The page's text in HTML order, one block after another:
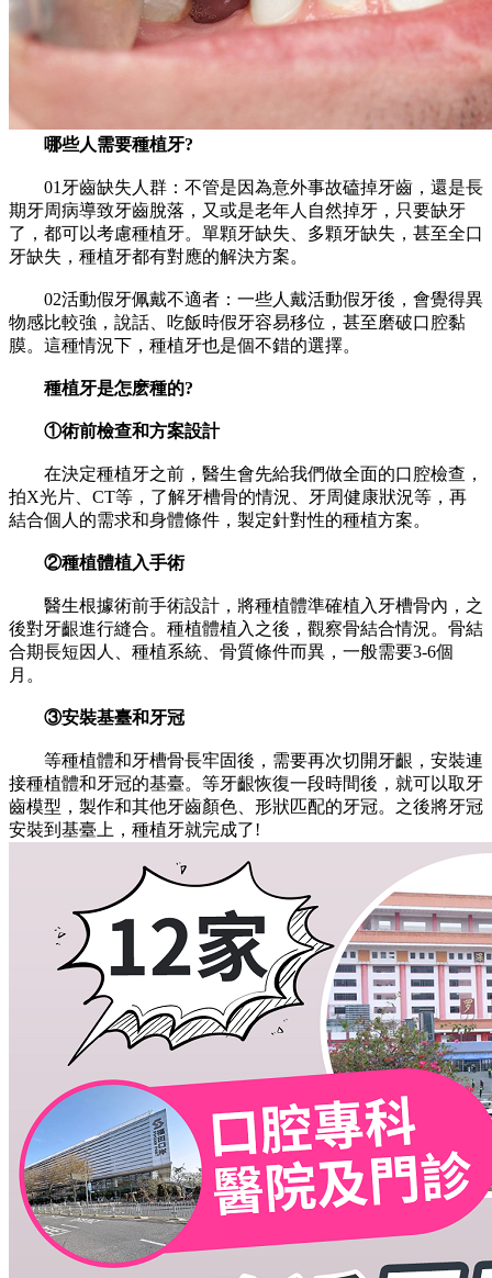
哪些人需要種植牙?
01牙齒缺失人群：不管是因為意外事故磕掉牙齒，還是長
期牙周病導致牙齒脫落，又或是老年人自然掉牙，只要缺牙
了，都可以考慮種植牙。單顆牙缺失、多顆牙缺失，甚至全口
牙缺失，種植牙都有對應的解決方案。
02活動假牙佩戴不適者：一些人戴活動假牙後，會覺得異
物感比較強，說話、吃飯時假牙容易移位，甚至磨破口腔黏
膜。這種情況下，種植牙也是個不錯的選擇。
種植牙是怎麽種的?
①術前檢查和方案設計
在決定種植牙之前，醫生會先給我們做全面的口腔檢查，
拍X光片、CT等，了解牙槽骨的情況、牙周健康狀況等，再
結合個人的需求和身體條件，製定針對性的種植方案。
②種植體植入手術
醫生根據術前手術設計，將種植體準確植入牙槽骨內，之
後對牙齦進行縫合。種植體植入之後，觀察骨結合情況。骨結
合期長短因人、種植系統、骨質條件而異，一般需要3-6個
月。
③安裝基臺和牙冠
等種植體和牙槽骨長牢固後，需要再次切開牙齦，安裝連
接種植體和牙冠的基臺。等牙齦恢復一段時間後，就可以取牙
齒模型，製作和其他牙齒顏色、形狀匹配的牙冠。之後將牙冠
安裝到基臺上，種植牙就完成了!